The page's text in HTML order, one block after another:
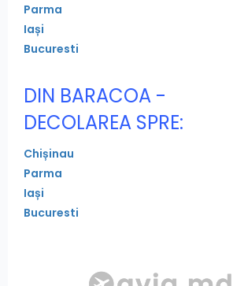
Parma
Iași
Bucuresti
DIN BARACOA -
DECOLAREA SPRE:
Chișinau
Parma
Iași
Bucuresti